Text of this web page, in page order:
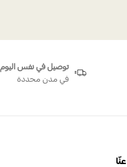
توصيل في نفس اليوم
في مدن محددة
عنّا